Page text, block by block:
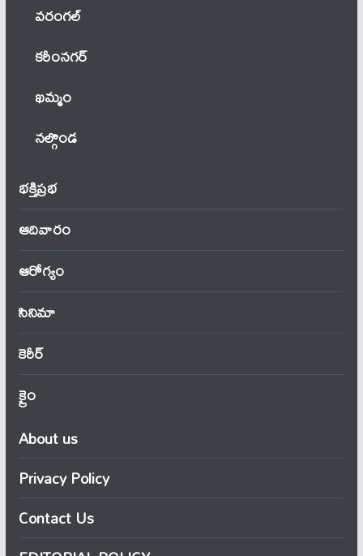
వ‌రంగ‌ల్
కరీంనగర్
ఖ‌మ్మం
నల్గొండ
భక్తిప్రభ
ఆదివారం
ఆరోగ్యం
సినిమా
కెరీర్
క్రైం
About us
Privacy Policy
Contact Us